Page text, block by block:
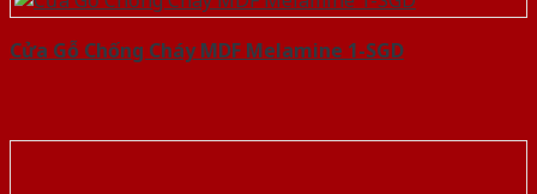
Cửa Gỗ Chống Cháy MDF Melamine 1-SGD